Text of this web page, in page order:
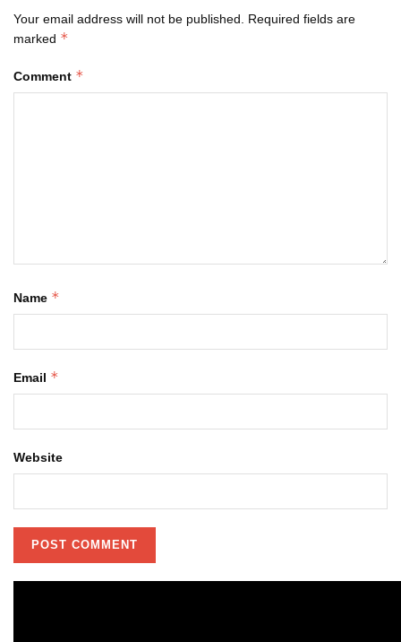
Your email address will not be published.
Required fields are
marked *
Comment *
Name *
Email *
Website